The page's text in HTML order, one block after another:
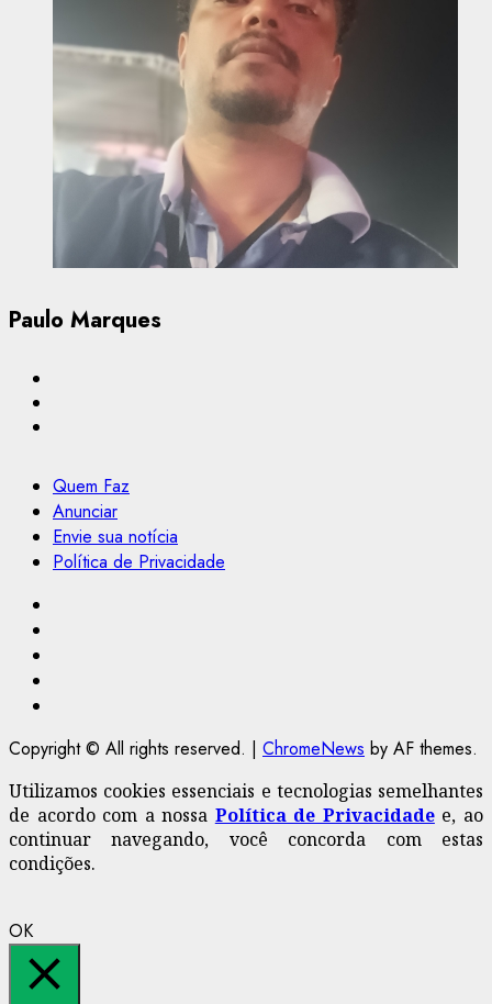
Paulo Marques
Quem Faz
Anunciar
Envie sua notícia
Política de Privacidade
Copyright © All rights reserved. | ChromeNews by AF themes.
Utilizamos cookies essenciais e tecnologias semelhantes
de acordo com a nossa Política de Privacidadee, ao
continuar navegando, você concorda com estas
condições.
OK